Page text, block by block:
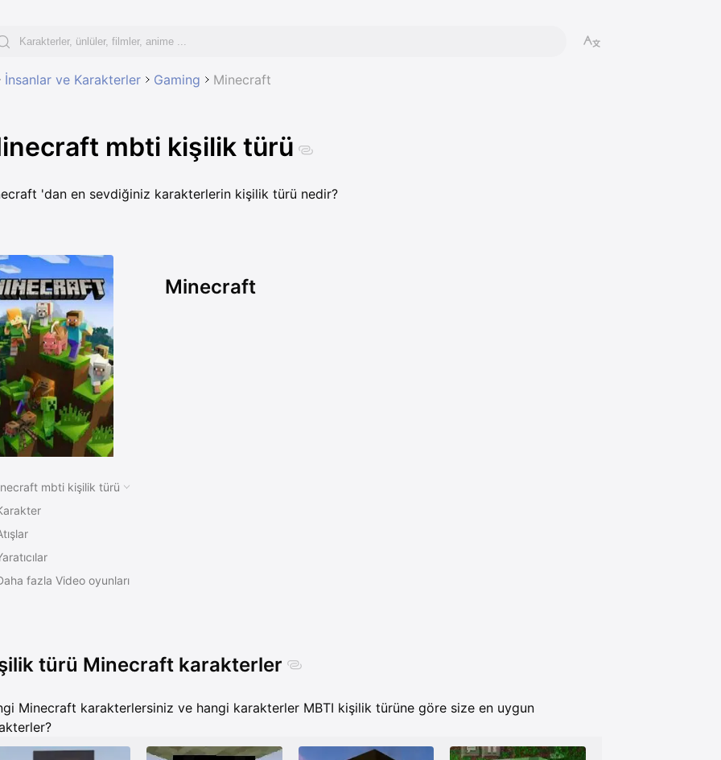
İnsanlar ve Karakterler Gaming Minecraft
mbti kişilik türü
'dan en sevdiğiniz karakterlerin kişilik türü nedir?
Minecraft
mbti kişilik türü
fazla Video oyunları
türü Minecraft karakterler
Minecraft karakterlersiniz ve hangi karakterler MBTI kişilik türüne göre size en uygun